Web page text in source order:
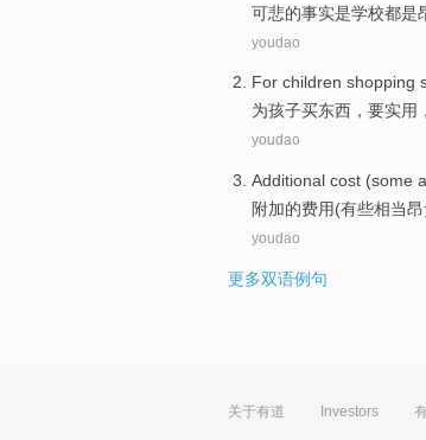
可悲的事实是学校都是
youdao
For children shopping
为孩子买东西 ，要实用，
youdao
Additional cost (some
附加的费用(有些相当
youdao
更多双语例句
关于有道 Investors